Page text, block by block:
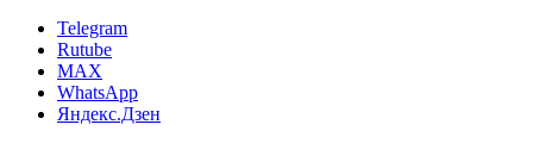
Telegram
Rutube
MAX
WhatsApp
Яндекс.Дзен